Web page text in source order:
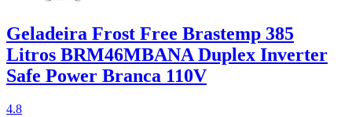
Geladeira Frost Free Brastemp 385
Litros BRM46MBANA Duplex Inverter
Safe Power Branca 110V
4.8